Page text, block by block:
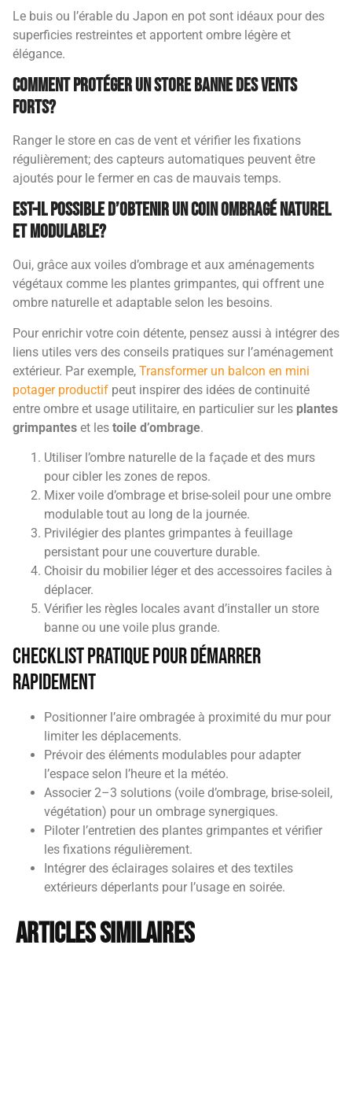
Le buis ou l’érable du Japon en pot sont idéaux pour des
superficies restreintes et apportent ombre légère et
élégance.
Comment protéger un store banne des vents
forts?
Ranger le store en cas de vent et vérifier les fixations
régulièrement; des capteurs automatiques peuvent être
ajoutés pour le fermer en cas de mauvais temps.
Est-il possible d’obtenir un coin ombragé naturel
et modulable?
Oui, grâce aux voiles d’ombrage et aux aménagements
végétaux comme les plantes grimpantes, qui offrent une
ombre naturelle et adaptable selon les besoins.
Pour enrichir votre coin détente, pensez aussi à intégrer des
liens utiles vers des conseils pratiques sur l’aménagement
extérieur. Par exemple, Transformer un balcon en mini
potager productif peut inspirer des idées de continuité
entre ombre et usage utilitaire, en particulier sur les plantes
grimpantes et les toile d’ombrage.
Utiliser l’ombre naturelle de la façade et des murs
pour cibler les zones de repos.
Mixer voile d’ombrage et brise-soleil pour une ombre
modulable tout au long de la journée.
Privilégier des plantes grimpantes à feuillage
persistant pour une couverture durable.
Choisir du mobilier léger et des accessoires faciles à
déplacer.
Vérifier les règles locales avant d’installer un store
banne ou une voile plus grande.
Checklist pratique pour démarrer
rapidement
Positionner l’aire ombragée à proximité du mur pour
limiter les déplacements.
Prévoir des éléments modulables pour adapter
l’espace selon l’heure et la météo.
Associer 2–3 solutions (voile d’ombrage, brise-soleil,
végétation) pour un ombrage synergiques.
Piloter l’entretien des plantes grimpantes et vérifier
les fixations régulièrement.
Intégrer des éclairages solaires et des textiles
extérieurs déperlants pour l’usage en soirée.
Articles similaires